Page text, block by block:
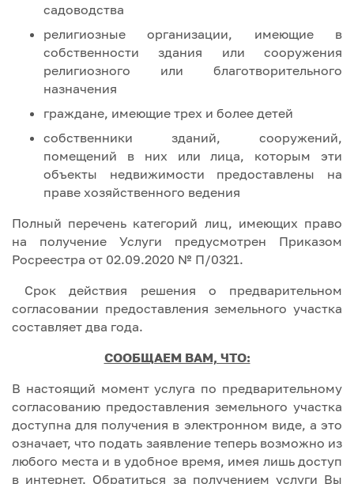
садоводства
религиозные организации, имеющие в
собственности здания или сооружения
религиозного или благотворительного
назначения
граждане, имеющие трех и более детей
собственники зданий, сооружений,
помещений в них или лица, которым эти
объекты недвижимости предоставлены на
праве хозяйственного ведения
Полный перечень категорий лиц, имеющих право
на получение Услуги предусмотрен Приказом
Росреестра от 02.09.2020 № П/0321.
Срок действия решения о предварительном
согласовании предоставления земельного участка
составляет два года.
СООБЩАЕМ ВАМ, ЧТО:
В настоящий момент услуга по предварительному
согласованию предоставления земельного участка
доступна для получения в электронном виде, а это
означает, что подать заявление теперь возможно из
любого места и в удобное время, имея лишь доступ
в интернет. Обратиться за получением услуги Вы